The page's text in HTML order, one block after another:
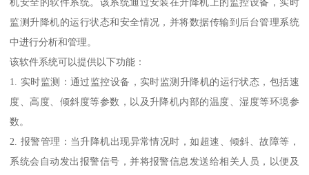
机安全的软件系统。该系统通过安装在升降机上的监控设备，实时
监测升降机的运行状态和安全情况，并将数据传输到后台管理系统
中进行分析和管理。
该软件系统可以提供以下功能：
1. 实时监测：通过监控设备，实时监测升降机的运行状态，包括速
度、高度、倾斜度等参数，以及升降机内部的温度、湿度等环境参
数。
2. 报警管理：当升降机出现异常情况时，如超速、倾斜、故障等，
系统会自动发出报警信号，并将报警信息发送给相关人员，以便及